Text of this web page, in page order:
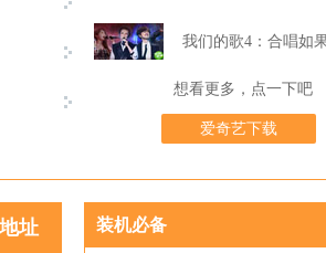
我们的歌4：合唱如
想看更多，点一下吧
爱奇艺下载
址 装机必备